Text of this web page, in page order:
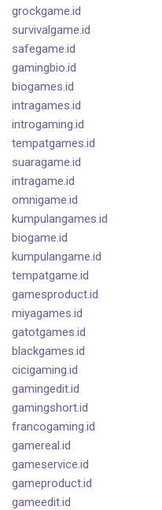
grockgame.id
survivalgame.id
safegame.id
gamingbio.id
biogames.id
intragames.id
introgaming.id
tempatgames.id
suaragame.id
intragame.id
omnigame.id
kumpulangames.id
biogame.id
kumpulangame.id
tempatgame.id
gamesproduct.id
miyagames.id
gatotgames.id
blackgames.id
cicigaming.id
gamingedit.id
gamingshort.id
francogaming.id
gamereal.id
gameservice.id
gameproduct.id
gameedit.id